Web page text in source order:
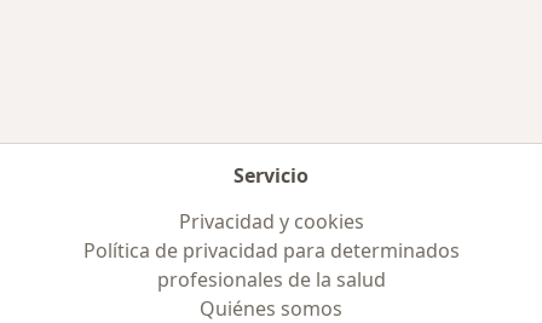
Servicio
Privacidad y cookies
Política de privacidad para determinados
profesionales de la salud
Quiénes somos